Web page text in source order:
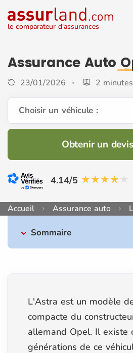
le comparateur d'assurances
Assurance Auto
23/01/2026 2 minutes
Choisir un véhicule :
Obtenir un
4.14/5
Accueil Assurance auto
Sommaire
L'Astra est un modèle
compacte du
allemand Opel. Il existe
générations de ce